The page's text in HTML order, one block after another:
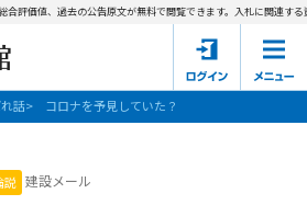
館とは
評価値、過去の公告原文が無料で閲覧できます。入札に関連する
話> コロナを予見していた？
説 建設メール